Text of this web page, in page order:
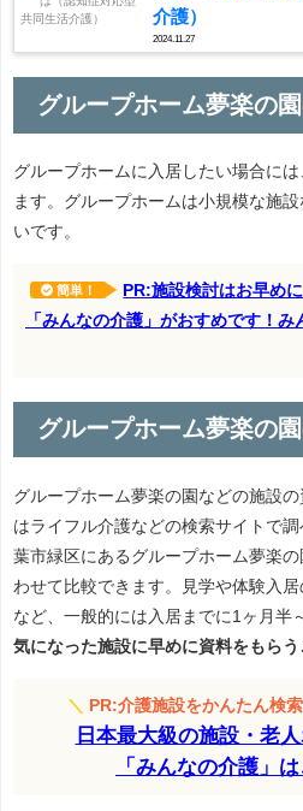
介護）
2024.11.27
グループホーム夢楽の
グループホームに入居したい場合に
ます。グループホームは小規模な施
いです。
簡単！
PR:施設検討はお早め
「みんなの介護」がおすめです！
グループホーム夢楽の
グループホーム夢楽の園などの施設
はライフル介護などの検索サイトで
葉市緑区にあるグループホーム夢楽
わせて比較できます。見学や体験入
など、一般的には入居までに1ヶ月半
気になった施設に早めに資料をもらう
＼ PR:介護施設をかんたん検
日本最大級の施設・老
「みんなの介護」